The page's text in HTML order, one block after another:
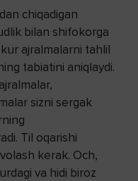
chiqadigan
bilan shifokorga
ajralmalarni tahlil
tabiatini aniqlaydi.
sizni sergak
Til oqarishi
kerak. Och,
va hidi biroz